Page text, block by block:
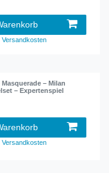
Versandkosten
– Milan
– Expertenspiel
Versandkosten